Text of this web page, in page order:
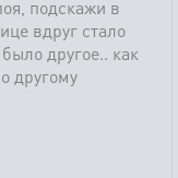
подскажи в
вдруг стало
другое.. как
другому